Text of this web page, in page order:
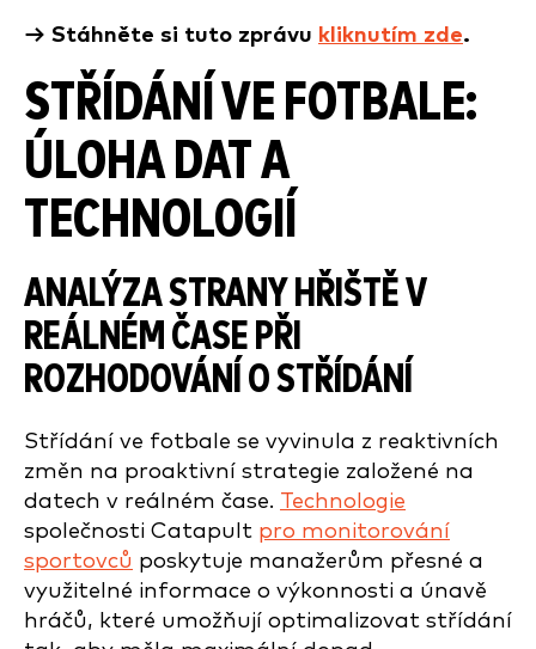
→ Stáhněte si tuto zprávu kliknutím zde.
STŘÍDÁNÍ VE FOTBALE:
ÚLOHA DAT A
TECHNOLOGIÍ
ANALÝZA STRANY HŘIŠTĚ V
REÁLNÉM ČASE PŘI
ROZHODOVÁNÍ O STŘÍDÁNÍ
Střídání ve fotbale se vyvinula z reaktivních
změn na proaktivní strategie založené na
datech v reálném čase. Technologie
společnosti Catapult pro monitorování
sportovců poskytuje manažerům přesné a
využitelné informace o výkonnosti a únavě
hráčů, které umožňují optimalizovat střídání